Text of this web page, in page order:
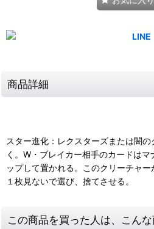
商品詳細
スター進化：レクスターズまたは闇
く。W・ブレイカー相手のカードは
ップして置かれる。このクリーチャ
１枚見ないで選び、捨てさせる。
この商品を買った人は、こん